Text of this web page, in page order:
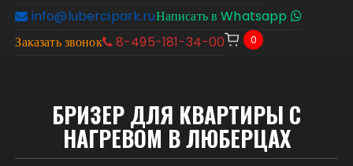
info@lubercipark.ruНаписать в Whatsapp
Заказать звонок
8-495-181-34-00 0
БРИЗЕР ДЛЯ КВАРТИРЫ С
НАГРЕВОМ В ЛЮБЕРЦАХ